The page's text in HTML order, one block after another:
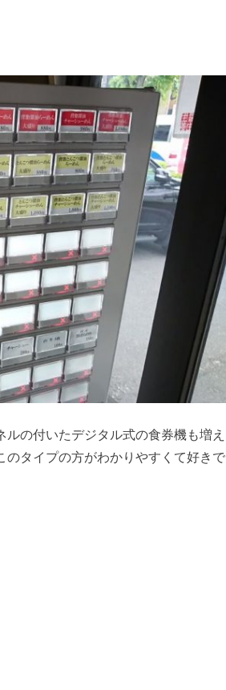
の付いたデジタル式の食券機も増え
タイプの方がわかりやすくて好きで